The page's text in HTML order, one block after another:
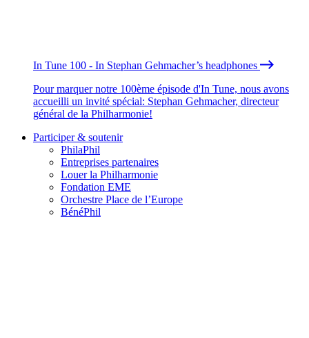
In Tune 100 - In Stephan Gehmacher’s headphones
Pour marquer notre 100ème épisode d'In Tune, nous avons
accueilli un invité spécial: Stephan Gehmacher, directeur
général de la Philharmonie!
Participer & soutenir
PhilaPhil
Entreprises partenaires
Louer la Philharmonie
Fondation EME
Orchestre Place de l’Europe
BénéPhil